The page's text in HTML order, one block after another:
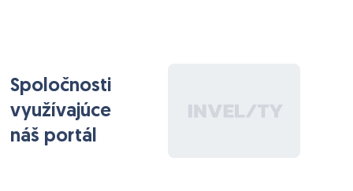
Spoločnosti
využívajúce
náš portál